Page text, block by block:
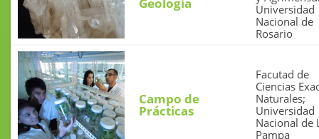
Universidad
Nacional de
Rosario
Campo de
Prácticas
Facutad de
Ciencias
Naturales;
Universidad
Nacional de
Pampa